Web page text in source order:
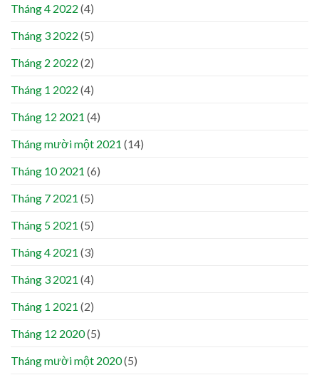
Tháng 4 2022 (4)
Tháng 3 2022 (5)
Tháng 2 2022 (2)
Tháng 1 2022 (4)
Tháng 12 2021 (4)
Tháng mười một 2021 (14)
Tháng 10 2021 (6)
Tháng 7 2021 (5)
Tháng 5 2021 (5)
Tháng 4 2021 (3)
Tháng 3 2021 (4)
Tháng 1 2021 (2)
Tháng 12 2020(5)
Tháng mười một 2020(5)